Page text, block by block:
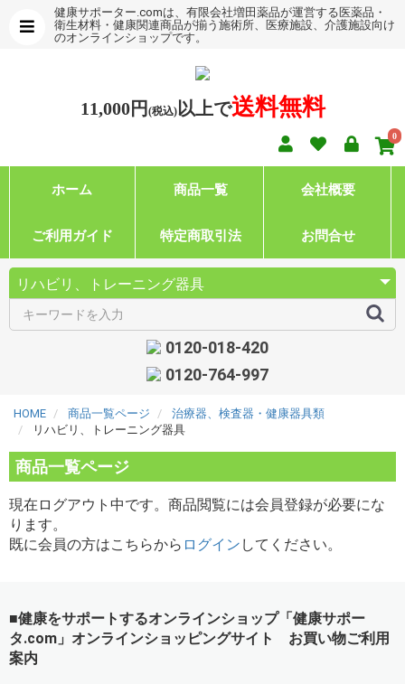
健康サポーター.comは、有限会社増田薬品が運営する医薬品・
衛生材料・健康関連商品が揃う施術所、医療施設、介護施設向け
のオンラインショップです。
11,000円 (税込)以上で送料無料
0
ホーム 商品一覧 会社概要
ご利用ガイド 特定商取引法 お問合せ
0120-018-420
0120-764-997
HOME 商品一覧ページ
治療器、検査器・健康器具類
リハビリ、トレーニング器具
商品一覧ページ
現在ログアウト中です。商品閲覧には会員登録が必要にな
ります。
既に会員の方はこちらから ログイン してください。
■健康をサポートするオンラインショップ「健康サポー
タ.com」オンラインショッピングサイト お買い物ご利用
案内